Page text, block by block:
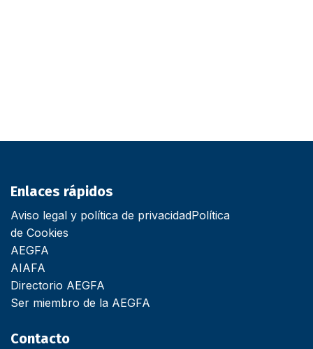
Enlaces rápidos
Aviso legal y política de privacidadPolítica
de Cookies
AEGFA
AIAFA
Directorio AEGFA
Ser miembro de la AEGFA
Contacto